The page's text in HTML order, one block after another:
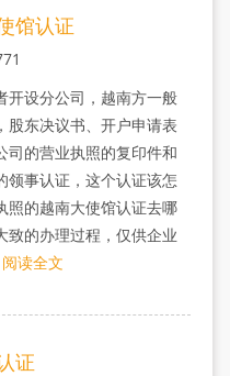
馆认证
开设分公司，越南方一般
股东决议书、开户申请表
司的营业执照的复印件和
领事认证，这个认证该怎
照的越南大使馆认证去哪
致的办理过程，仅供企业
阅读全文
证